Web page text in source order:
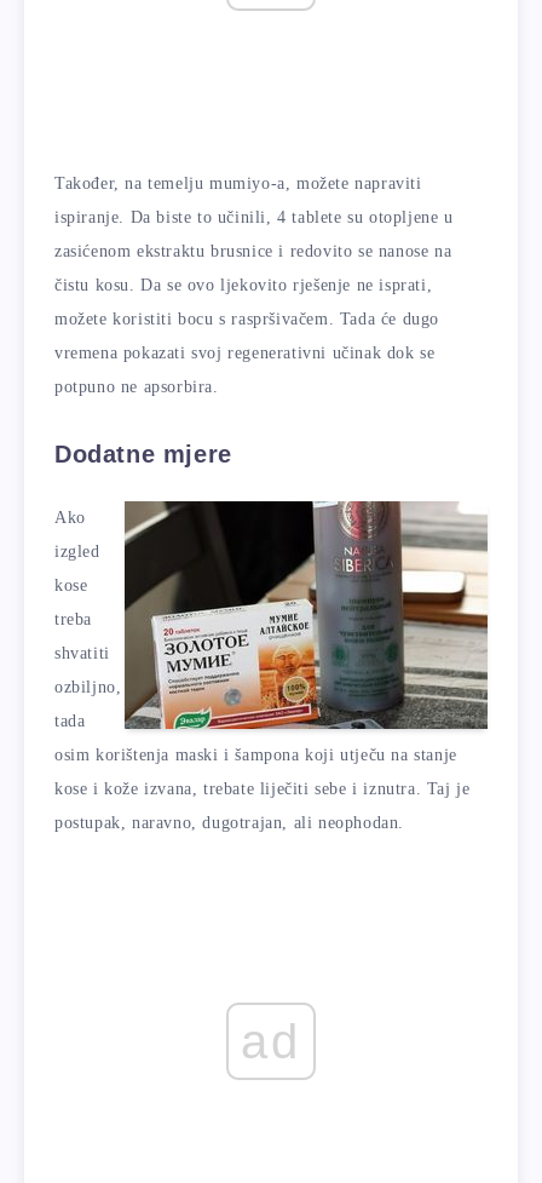
Također, na temelju mumiyo-a, možete napraviti
ispiranje. Da biste to učinili, 4 tablete su otopljene u
zasićenom ekstraktu brusnice i redovito se nanose na
čistu kosu. Da se ovo ljekovito rješenje ne isprati,
možete koristiti bocu s raspršivačem. Tada će dugo
vremena pokazati svoj regenerativni učinak dok se
potpuno ne apsorbira.
Dodatne mjere
Ako
izgled
kose
treba
shvatiti
ozbiljno,
tada
osim korištenja maski i šampona koji utječu na stanje
kose i kože izvana, trebate liječiti sebe i iznutra. Taj je
postupak, naravno, dugotrajan, ali neophodan.
ad